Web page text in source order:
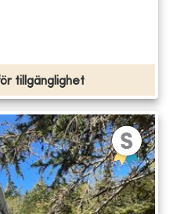
tillgänglighet